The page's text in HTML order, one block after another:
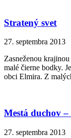
Stratený svet
27. septembra 2013
Zasneženou
malé čierne bodky.
obci Elmira. Z
Mestá duchov
27. septembra 2013